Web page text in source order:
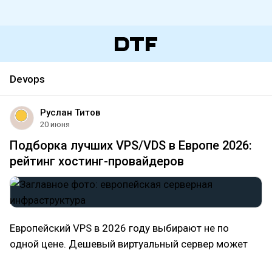
Devops
Руслан Титов
20 июня
Подборка лучших VPS/VDS в Европе 2026:
рейтинг хостинг-провайдеров
Европейский VPS в 2026 году выбирают не по
одной цене. Дешевый виртуальный сервер может